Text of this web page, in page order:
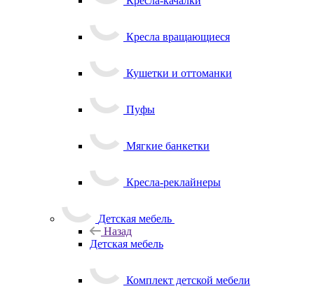
Кресла вращающиеся
Кушетки и оттоманки
Пуфы
Мягкие банкетки
Кресла-реклайнеры
Детская мебель
Назад
Детская мебель
Комплект детской мебели